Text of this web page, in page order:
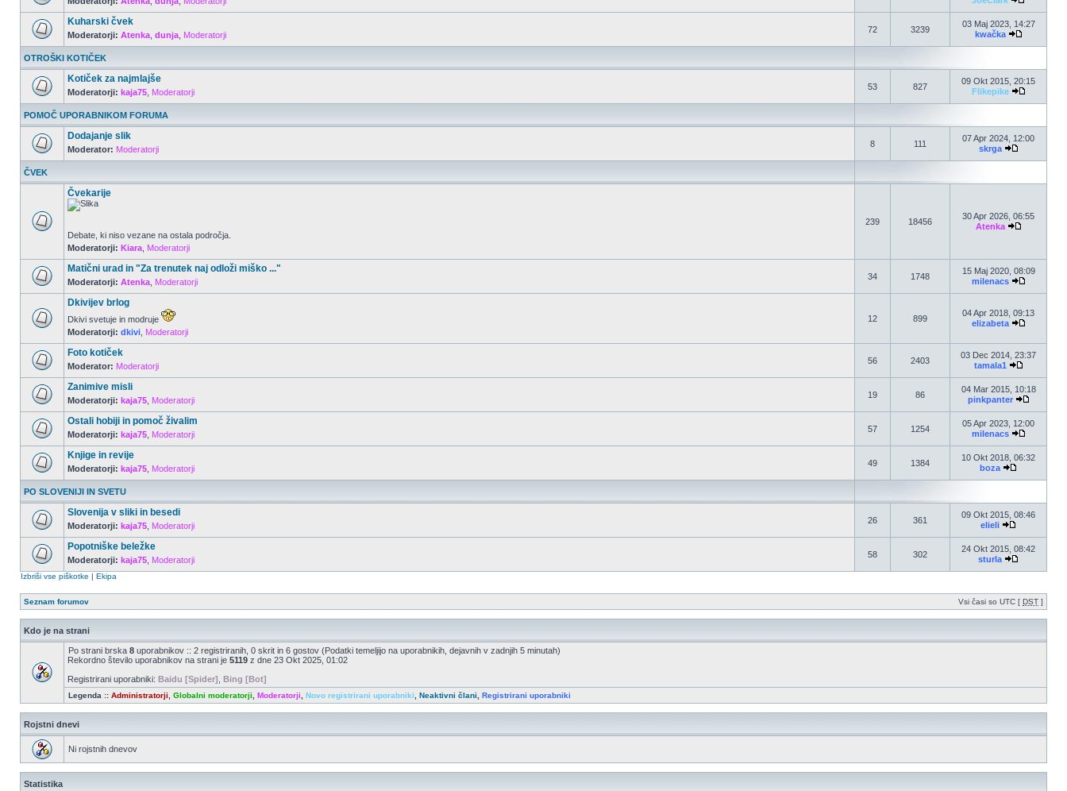
Kuharski čvek
Moderatorji: Atenka dunja Moderatorji
72 3239
03 Maj 2023, 14:27
kwačka
OTROŠKI KOTIČEK
Kotiček za najmlajše
Moderatorji: kaja75 Moderatorji
53 827
09 Okt 2015, 20:15
Flikepike
POMOČ UPORABNIKOM FORUMA
Dodajanje slik
Moderator: Moderatorji
8 111
07 Apr 2024, 12:00
skrga
ČVEK
Čvekarije
Debate, ki niso vezane na ostala področja.
Moderatorji: Kiara Moderatorji
239 18456
30 Apr 2026, 06:55
Atenka
Matični urad in "Za trenutek naj odloži miško ..."
Moderatorji: Atenka Moderatorji
34 1748
15 Maj 2020, 08:09
milenacs
Dkivijev brlog
Dkivi svetuje in modruje
Moderatorji: dkivi Moderatorji
12 899
04 Apr 2018, 09:13
elizabeta
Foto kotiček
Moderator: Moderatorji
56 2403
03 Dec 2014, 23:37
tamala1
Zanimive misli
Moderatorji: kaja75 Moderatorji
19 86
04 Mar 2015, 10:18
pinkpanter
Ostali hobiji in pomoč živalim
Moderatorji: kaja75 Moderatorji
57 1254
05 Apr 2023, 12:00
milenacs
Knjige in revije
Moderatorji: kaja75 Moderatorji
49 1384
10 Okt 2018, 06:32
boza
PO SLOVENIJI IN SVETU
Slovenija v sliki in besedi
Moderatorji: kaja75 Moderatorji
26 361
09 Okt 2015, 08:46
elieli
Popotniške beležke
Moderatorji: kaja75 Moderatorji
58 302
24 Okt 2015, 08:42
sturla
Izbriši vse piškotke | Ekipa
Seznam forumov Vsi časi so UTC [ DST ]
Kdo je na strani
Po strani brska 8 uporabnikov :: 2 registriranih, 0 skrit in 6 gostov (Podatki temeljijo na uporabnikih, dejavnih v zadnjih 5 minutah)
Rekordno število uporabnikov na strani je 5119 z dne 23 Okt 2025, 01:02
Registrirani uporabniki: Baidu [Spider] Bing [Bot]
Legenda :: Administratorji Globalni moderatorji Moderatorji Novo registrirani uporabniki Neaktivni člani Registrirani uporabniki
Rojstni dnevi
Ni rojstnih dnevov
Statistika